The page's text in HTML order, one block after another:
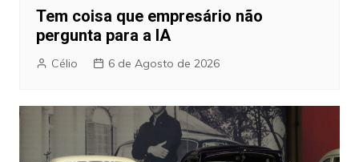
Tem coisa que empresário não
pergunta para a IA
Célio 6 de Agosto de 2026